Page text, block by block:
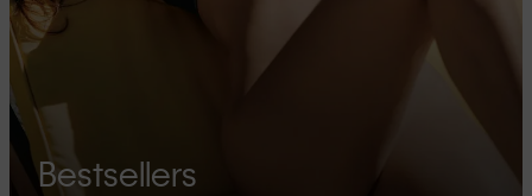
Bestsellers